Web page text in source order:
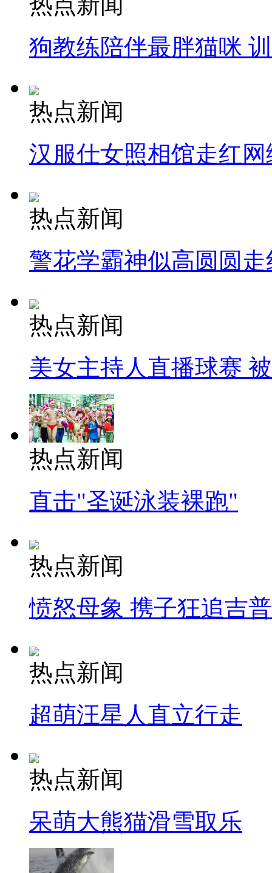
狗教练陪伴最胖猫咪
热点新闻
汉服仕女照相馆走红网
热点新闻
警花学霸神似高圆圆走
热点新闻
美女主持人直播球赛
热点新闻
直击"圣诞泳装裸跑"
热点新闻
愤怒母象 携子狂追吉
热点新闻
超萌汪星人直立行走
热点新闻
呆萌大熊猫滑雪取乐